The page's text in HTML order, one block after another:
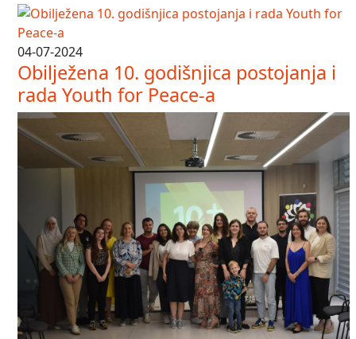
04-07-2024
Obilježena 10. godišnjica postojanja i
rada Youth for Peace-a